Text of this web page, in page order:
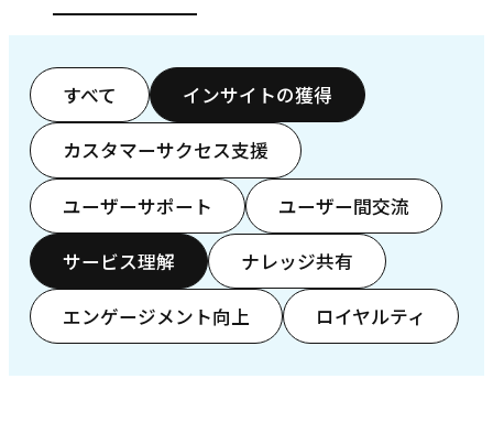
すべて インサイトの獲得
カスタマーサクセス支援
ユーザーサポート ユーザー間交流
サービス理解 ナレッジ共有
エンゲージメント向上 ロイヤルティ